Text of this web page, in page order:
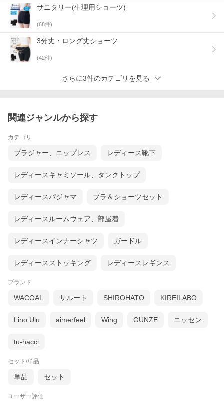
黒2枚
サニタリー(生理用ショーツ)
(68件)
3分丈・ロング丈ショーツ
(42件)
さらに3件のカテゴリを見る
関連ジャンルから探す
カテゴリ
ブラジャー、ニップレス レディース靴下
レディースキャミソール、タンクトップ
レディースパジャマ ブラ＆ショーツセット
レディースルームウェア、部屋着
レディースインナーシャツ ガードル
レディースストッキング レディースレギンス
ブランド
WACOAL サルート SHIROHATO KIREILABO
Lino Ulu aimerfeel Wing GUNZE ニッセン
tu-hacci
セット/単品
単品 セット
ユーザー評価